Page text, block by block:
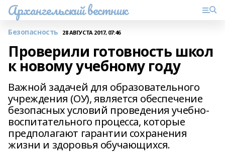
Архангельский вестник
Безопасность 28 АВГУСТА 2017, 07:46
Проверили готовность школ
к новому учебному году
Важной задачей для образовательного
учреждения (ОУ), является обеспечение
безопасных условий проведения учебно-
воспитательного процесса, которые
предполагают гарантии сохранения
жизни и здоровья обучающихся.